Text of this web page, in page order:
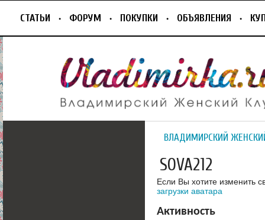
СТАТЬИ ФОРУМ ПОКУПКИ ОБЪЯВЛЕНИЯ
ВЛАДИМИРСКИЙ
SOVA212
Если Вы хотите изменить
загрузки аватара
Активность